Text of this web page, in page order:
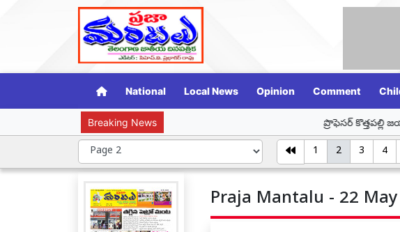
National Local News Opinion Comment
Breaking News ప్రొఫెసర్ కొత్తపల్లి జయశంకర్ ఆశయ
1 2 3 4
Praja Mantalu - 22